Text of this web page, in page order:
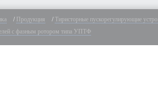
/ Продукция / Тиристорные пускорегулирующие
с фазным ротором типа УПТФ